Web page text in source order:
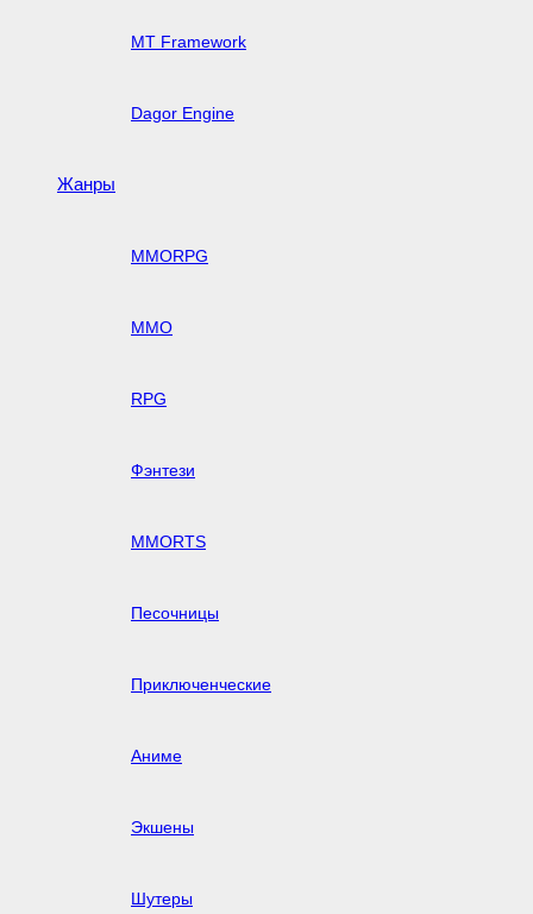
MT Framework
Dagor Engine
Жанры
MMORPG
MMO
RPG
Фэнтези
MMORTS
Песочницы
Приключенческие
Аниме
Экшены
Шутеры